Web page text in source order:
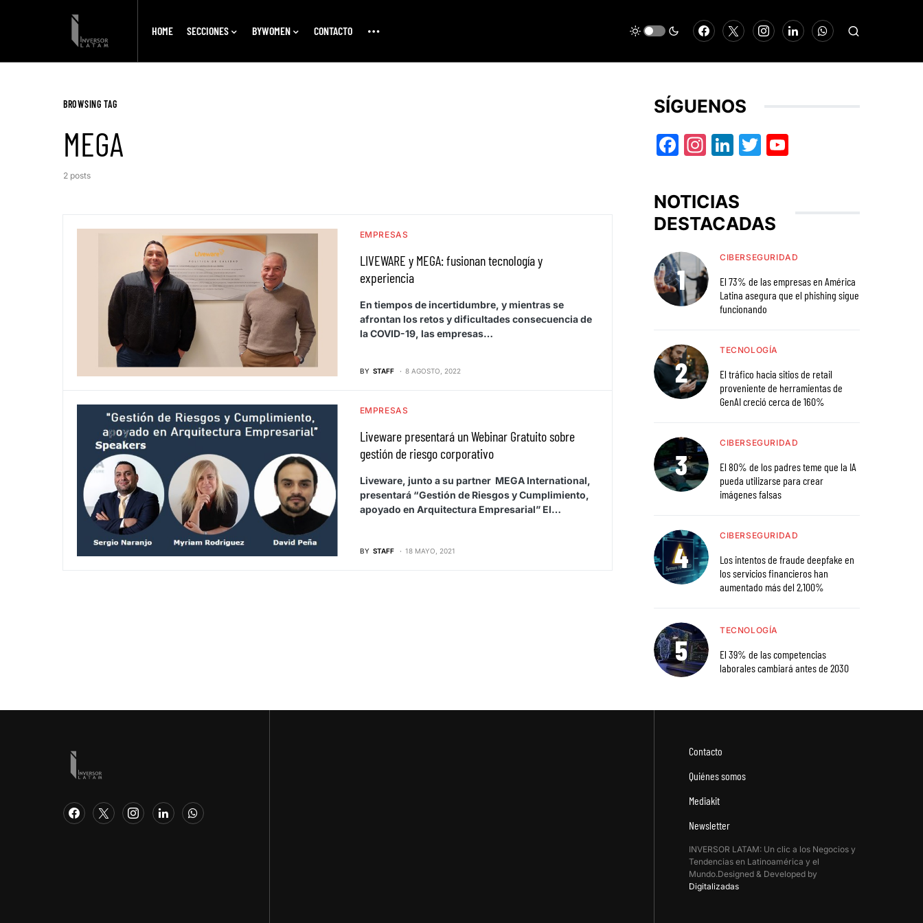
HOME SECCIONES BYWOMEN CONTACTO
BROWSING TAG
MEGA
2 posts
EMPRESAS
LIVEWARE y MEGA: fusionan tecnología y
experiencia
En tiempos de incertidumbre, y mientras se
afrontan los retos y dificultades consecuencia de
la COVID-19, las empresas…
BY STAFF 8 AGOSTO, 2022
EMPRESAS
Liveware presentará un Webinar Gratuito sobre
gestión de riesgo corporativo
Liveware, junto a su partner MEGA International,
presentará “Gestión de Riesgos y Cumplimiento,
apoyado en Arquitectura Empresarial” El…
BY STAFF 18 MAYO, 2021
SÍGUENOS
Facebook
Instagram
LinkedIn
Twitter
NOTICIAS
DESTACADAS
CIBERSEGURIDAD
El 73% de las empresas en América
Latina asegura que el phishing sigue
funcionando
TECNOLOGÍA
El tráfico hacia sitios de retail
proveniente de herramientas de
GenAI creció cerca de 160%
CIBERSEGURIDAD
El 80% de los padres teme que la IA
pueda utilizarse para crear
imágenes falsas
CIBERSEGURIDAD
Los intentos de fraude deepfake en
los servicios financieros han
aumentado más del 2,100%
TECNOLOGÍA
El 39% de las competencias
laborales cambiará antes de 2030
Contacto
Quiénes somos
Mediakit
Newsletter
INVERSOR LATAM: Un clic a los Negocios y
Tendencias en Latinoamérica y el
Mundo.Designed & Developed by
Digitalizadas